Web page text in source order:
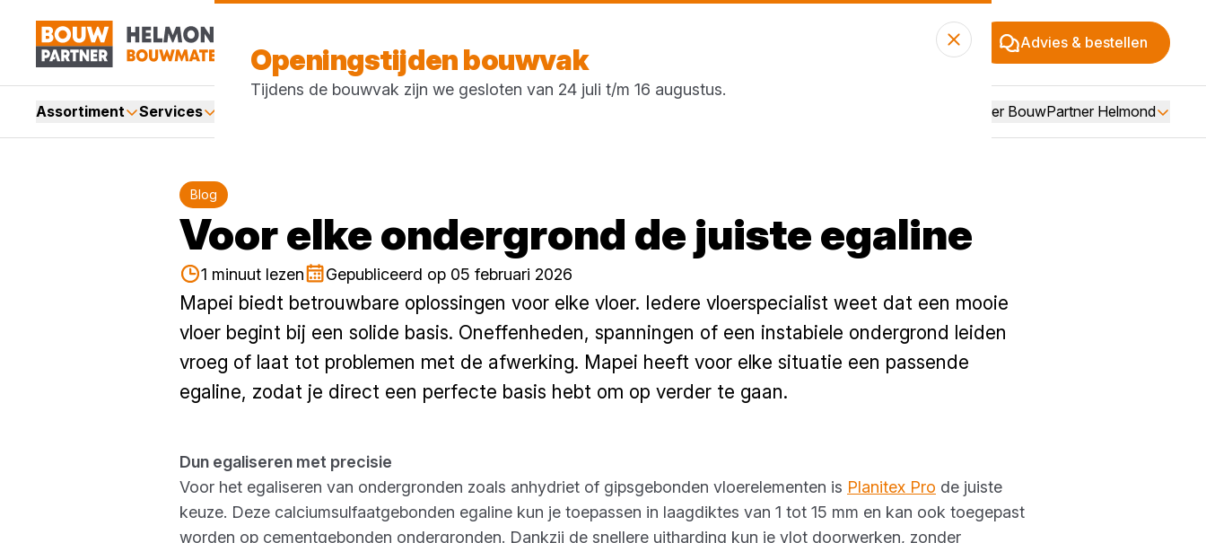
Advies & bestellen
Assortiment Services Over BouwPartner Helmond
Blog
Voor elke ondergrond de juiste egaline
1 minuut lezen Gepubliceerd op 05 februari 2026
Mapei biedt betrouwbare oplossingen voor elke vloer. Iedere vloerspecialist weet dat een mooie
vloer begint bij een solide basis. Oneffenheden, spanningen of een instabiele ondergrond leiden
vroeg of laat tot problemen met de afwerking. Mapei heeft voor elke situatie een passende
egaline, zodat je direct een perfecte basis hebt om op verder te gaan.
Dun egaliseren met precisie
Voor het egaliseren van ondergronden zoals anhydriet of gipsgebonden vloerelementen is Planitex Pro de juiste
keuze. Deze calciumsulfaatgebonden egaline kun je toepassen in laagdiktes van 1 tot 15 mm en kan ook toegepast
worden op cementgebonden ondergronden. Dankzij de snellere uitharding kun je vlot doorwerken, zonder
Openingstijden bouwvak
Tijdens de bouwvak zijn we gesloten van 24 juli t/m 16 augustus.